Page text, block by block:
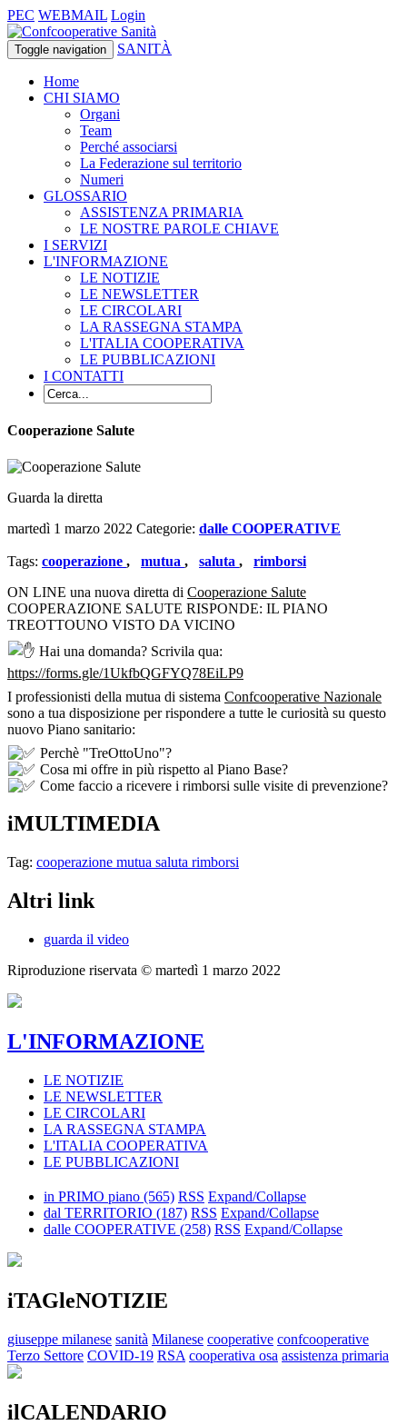
PEC WEBMAIL Login
Toggle navigation SANITÀ
Home
CHI SIAMO
Organi
Team
Perché associarsi
La Federazione sul territorio
Numeri
GLOSSARIO
ASSISTENZA PRIMARIA
LE NOSTRE PAROLE CHIAVE
I SERVIZI
L'INFORMAZIONE
LE NOTIZIE
LE NEWSLETTER
LE CIRCOLARI
LA RASSEGNA STAMPA
L'ITALIA COOPERATIVA
LE PUBBLICAZIONI
I CONTATTI
Cooperazione Salute
Guarda la diretta
martedì 1 marzo 2022 Categorie: dalle COOPERATIVE
Tags: cooperazione , mutua , saluta , rimborsi
ON LINE una nuova diretta di Cooperazione Salute
COOPERAZIONE SALUTE RISPONDE: IL PIANO
TREOTTOUNO VISTO DA VICINO
Hai una domanda? Scrivila qua:
https://forms.gle/1UkfbQGFYQ78EiLP9
I professionisti della mutua di sistema Confcooperative Nazionale
sono a tua disposizione per rispondere a tutte le curiosità su questo
nuovo Piano sanitario:
Perchè "TreOttoUno"?
Cosa mi offre in più rispetto al Piano Base?
Come faccio a ricevere i rimborsi sulle visite di prevenzione?
iMULTIMEDIA
Tag: cooperazione mutua saluta rimborsi
Altri link
guarda il video
Riproduzione riservata © martedì 1 marzo 2022
L'INFORMAZIONE
LE NOTIZIE
LE NEWSLETTER
LE CIRCOLARI
LA RASSEGNA STAMPA
L'ITALIA COOPERATIVA
LE PUBBLICAZIONI
in PRIMO piano (565) RSS Expand/Collapse
dal TERRITORIO (187) RSS Expand/Collapse
dalle COOPERATIVE (258) RSS Expand/Collapse
iTAGleNOTIZIE
giuseppe milanese sanità Milanese cooperative confcooperative
Terzo Settore COVID-19 RSA cooperativa osa assistenza primaria
ilCALENDARIO